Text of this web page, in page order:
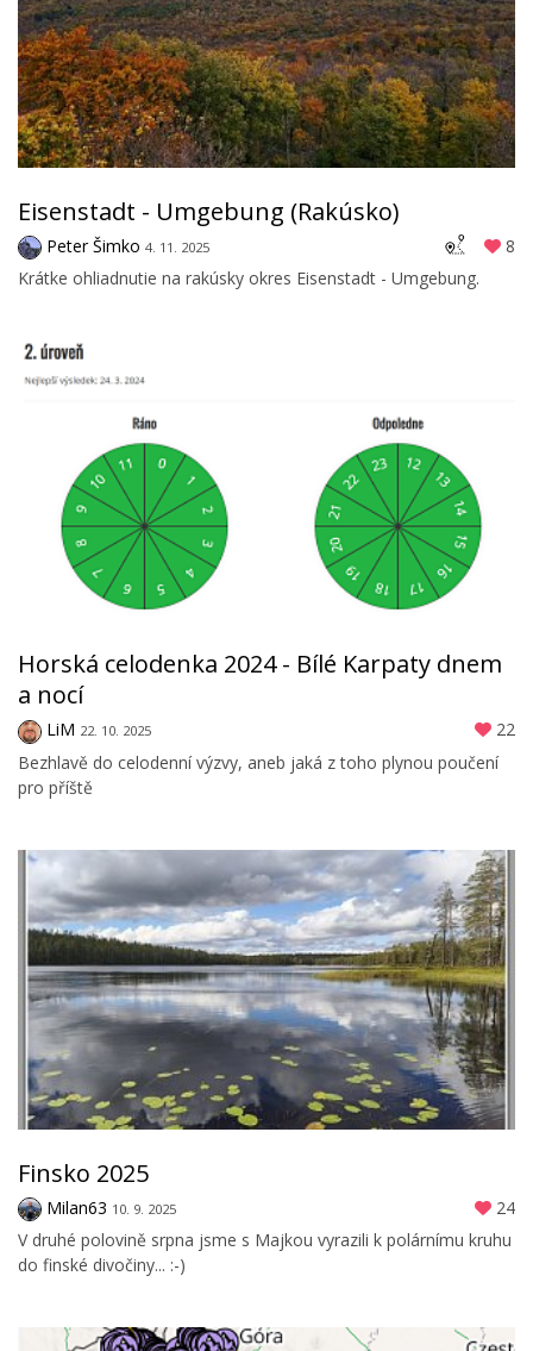
Eisenstadt - Umgebung (Rakúsko)
Peter Šimko 4. 11. 2025
8
Krátke ohliadnutie na rakúsky okres Eisenstadt - Umgebung.
Horská celodenka 2024 - Bílé Karpaty dnem
a nocí
LiM 22. 10. 2025
22
Bezhlavě do celodenní výzvy, aneb jaká z toho plynou poučení
pro příště
Finsko 2025
Milan63 10. 9. 2025
24
V druhé polovině srpna jsme s Majkou vyrazili k polárnímu kruhu
do finské divočiny... :-)